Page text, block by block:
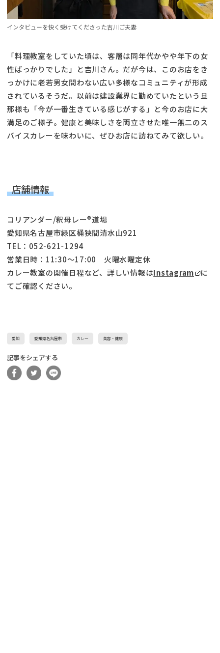
インタビューを快く受けてくださった吉川ご夫妻
「料理教室をしていた頃は、客層は同年代かやや年下の女
性ばっかりでした」と吉川さん。だが今は、このお店をき
っかけに老若男女問わない広い多様なコミュニティが形成
されているそうだ。以前は建設業界に勤めていたという旦
那様も「今が一番生きている感じがする」と今のお店に大
満足のご様子。健康と美味しさを両立させた唯一無二のス
パイスカレーを味わいに、ぜひお店に訪ねてみて欲しい。
店舗情報
コリアンダー/釈母レー®道場
愛知県名古屋市緑区桶狭間清水山921
TEL：052-621-1294
営業日時：11:30～17:00 火曜水曜定休
カレー教室の開催日程など、詳しい情報はInstagram
に
てご確認ください。
愛知 愛知県名古屋市 カレー 美容・健康
記事をシェアする